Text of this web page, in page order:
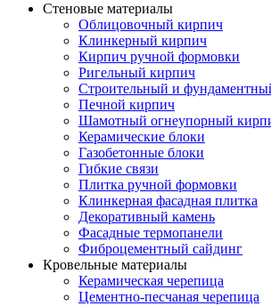
Стеновые материалы
Облицовочный кирпич
Клинкерный кирпич
Кирпич ручной формовки
Ригельный кирпич
Строительный и
Печной кирпич
Шамотный огнеупорный
Керамические блоки
Газобетонные блоки
Гибкие связи
Плитка ручной формовки
Клинкерная фасадная плитка
Декоративный камень
Фасадные термопанели
Фиброцементный сайдинг
Кровельные материалы
Керамическая черепица
Цементно-песчаная черепица